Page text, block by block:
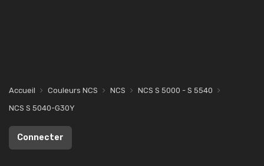
Accueil Couleurs NCS NCS
NCS S 5000 - S 5540
NCS S 5040-G30Y
Connecter